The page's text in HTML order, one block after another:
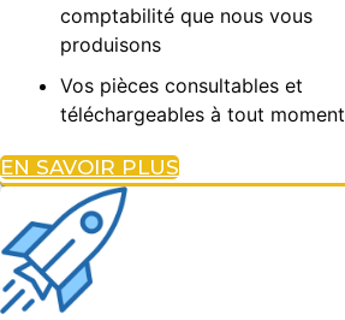
comptabilité que nous vous
produisons
Vos pièces consultables et
téléchargeables à tout moment
EN SAVOIR PLUS